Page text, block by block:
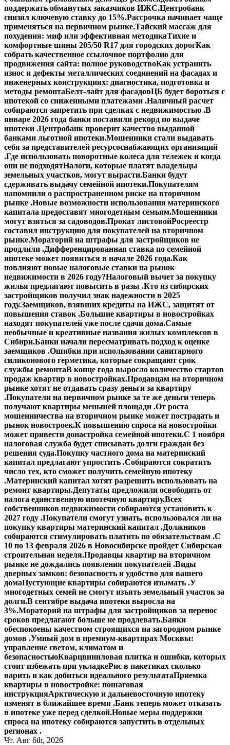
поддержать обманутых заказчиков ИЖС.Центробанк
снизил ключевую ставку до 15%.Рассрочка начинает чаще
применяться на первичном рынке.Тайский массаж для
похудения: миф или эффективная методикаТихие и
комфортные шины 205/50 R17 для городских дорогКак
собрать качественное ссылочное портфолио для
продвижения сайта: полное руководствоКак устранить
износ и дефекты металлических соединений на фасадах и
инженерных конструкциях: диагностика, подготовка и
методы ремонтаБелт-лайт для фасадовЦБ будет бороться с
ипотекой со сниженными платежами .Наличный расчет
собираются запретить при сделках с недвижимостью .В
январе 2026 года банки поставили рекорд по выдаче
ипотеки .Центробанк проверит качество выданной
банками льготной ипотеки.Мошенники стали выдавать
себя за представителей ресурсоснабжающих организаций
.Где использовать поворотные колеса для тележек и когда
они не подходятНалоги, которые платят владельцы
земельных участков, могут вырасти.Банки будут
сдерживать выдачу семейной ипотеки.Покупателям
напомнили о распространенном риске на вторичном
рынке .Новые возможности использования материнского
капитала предоставят многодетным семьям.Мошенники
могут взяться за садоводов.Прокат листовойРосреестр
составил инструкцию для покупателей на вторичном
рынке.Мораторий на штрафы для застройщиков не
продлили .Дифференцированная ставка по семейной
ипотеке может появиться в начале 2026 года.Как
повлияют новые налоговые ставки на рынок
недвижимости в 2026 году?Налоговый вычет за покупку
жилья предлагают повысить в разы .Кто из сибирских
застройщиков получил знак надежности в 2025
году.Заемщиков, взявших кредиты на ИЖС, защитят от
повышения ставок .Большие квартиры в новостройках
находят покупателей уже после сдачи дома.Самые
необычные и креативные названия жилых комплексов в
Сибири.Банки начали пересматривать подход к оценке
заемщиков .Ошибки при использовании санитарного
силиконового герметика, которые сокращают срок
службы ремонтаВ конце года выросло количество стартов
продаж квартир в новостройках.Продавцам на вторичном
рынке хотят не отдавать сразу деньги за квартиру
.Покупатели на первичном рынке за те же деньги теперь
получают квартиры меньшей площади .От роста
мошенничества на вторичном рынке может пострадать и
рынок новостроек.К повышению спроса на новостройки
может привести донастройка семейной ипотеки.С 1 ноября
налоговая служба будет списывать долги граждан без
решения суда.Покупку частного дома на материнский
капитал предлагают упростить .Собираются сократить
число тех, кто сможет получить семейную ипотеку
.Материнский капитал хотят разрешить использовать на
ремонт квартиры.Депутаты предложили освободить от
налога единственную ипотечную квартиру.Всех
собственников недвижимости собираются установить к
2027 году .Покупатели смогут узнать, использовался ли на
покупку квартиры материнский капитал .Должников
собираются стимулировать платить по обязательствам .С
10 по 13 февраля 2026 в Новосибирске пройдет Сибирская
строительная неделя.Продавцы квартир на вторичном
рынке не дождались появления покупателей .Виды
дверных замков: безопасность и удобство для вашего
домаПустующие квартиры собираются изымать .У
многодетных семей не смогут изъять земельный участок за
долги.В сентябре выдача ипотеки выросла на
3%.Мораторий на штрафы для застройщиков за перенос
сроков предлагают больше не продлевать.Банки
обеспокоены качеством строящихся на загородном рынке
домов .Умный дом в премиум-квартирах Москвы:
управление светом, климатом и
безопасностьюКварцвиниловая плитка и ошибки, которых
стоит избежать при укладкеРис в пакетиках сколько
варить и как добиться идеального результатаПриемка
квартиры в новостройке: пошаговая
инструкцияАрктическую и дальневосточную ипотеку
изменят в ближайшее время .Банк теперь может отказать
в ипотеке уже перед сделкой.Новые меры поддержки
спроса на ипотеку собираются запустить в отдельных
регионах .
Чт. Авг 6th, 2026